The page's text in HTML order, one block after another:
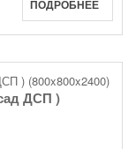
ПОДРОБНЕЕ
ДСП )